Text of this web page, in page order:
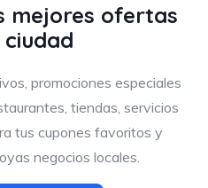
de ofertas y cupones
clientes y reciclaje en un
mejores ofertas
promociones especiales
tiendas, servicios
tus cupones favoritos y
negocios locales.